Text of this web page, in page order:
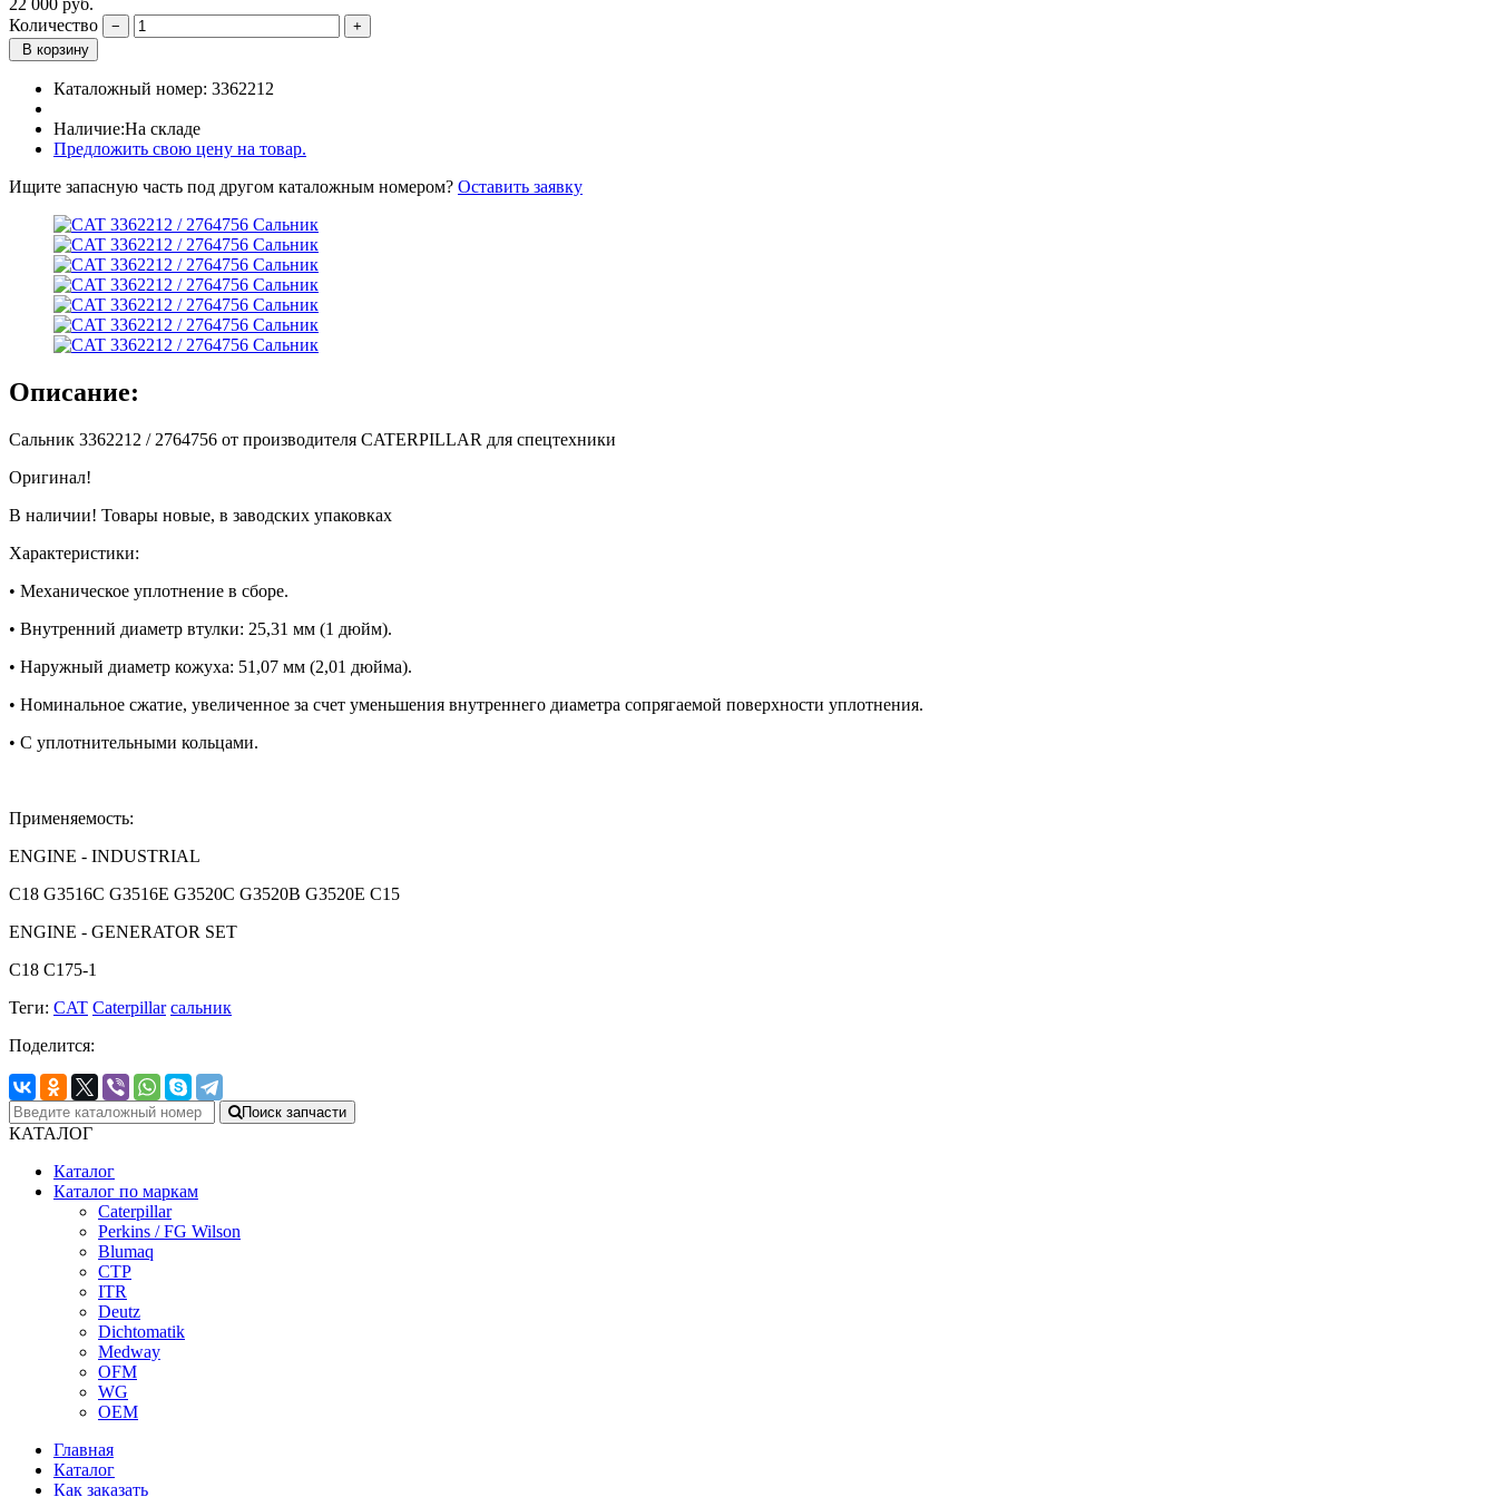
Количество
В корзину
Каталожный номер: 3362212
Наличие:На складе
Предложить свою цену на товар.
Ищите запасную часть под другом каталожным номером? Оставить заявку
Описание:
Сальник 3362212 / 2764756 от производителя CATERPILLAR для спецтехники
Оригинал!
В наличии! Товары новые, в заводских упаковках
Характеристики:
• Механическое уплотнение в сборе.
• Внутренний диаметр втулки: 25,31 мм (1 дюйм).
• Наружный диаметр кожуха: 51,07 мм (2,01 дюйма).
• Номинальное сжатие, увеличенное за счет уменьшения внутреннего диаметра сопрягаемой поверхности уплотнения.
• С уплотнительными кольцами.
Применяемость:
ENGINE - INDUSTRIAL
C18 G3516C G3516E G3520C G3520B G3520E C15
ENGINE - GENERATOR SET
C18 C175-1
Теги: CAT Caterpillar сальник
Поделится:
Поиск запчасти
КАТАЛОГ
Каталог
Каталог по маркам
Caterpillar
Perkins / FG Wilson
Blumaq
CTP
ITR
Deutz
Dichtomatik
Medway
OFM
WG
OEM
Главная
Каталог
Как заказать